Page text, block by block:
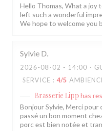
Hello Thomas, What a joy
left such a wonderful
We hope to welcome you
Sylvie D
2026-08-02 - 14:00 -
SERVICE : 4/5
Brasserie Lipp has
Bonjour Sylvie, Merci pour
passé un bon moment
porc est bien notée et